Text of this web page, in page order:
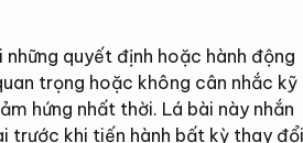
quyết định hoặc hành động
trọng hoặc không cân nhắc kỹ
hứng nhất thời. Lá bài này nhắn
trước khi tiến hành bất kỳ thay đổi